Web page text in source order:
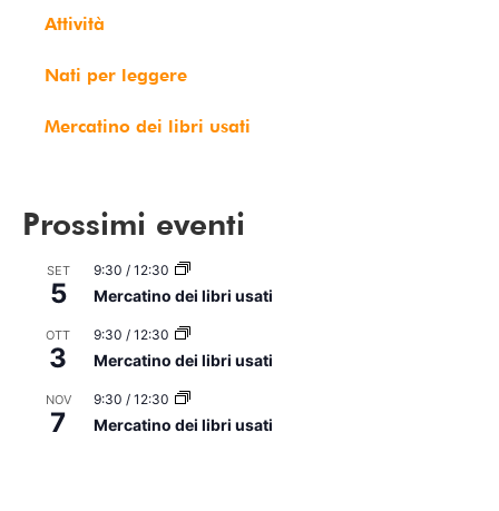
Attività
Nati per leggere
Mercatino dei libri usati
Prossimi eventi
SET
5
9:30 / 12:30
Mercatino dei libri usati
OTT
3
9:30 / 12:30
Mercatino dei libri usati
NOV
7
9:30 / 12:30
Mercatino dei libri usati